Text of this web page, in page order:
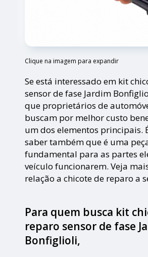
Clique na imagem para expandir
Se está interessado em kit
sensor de fase Jardim
que proprietários de
buscam por melhor custo
um dos elementos principais.
saber também que é uma
fundamental para as partes
veículo funcionarem. Veja
relação a chicote de reparo a
Para quem busca kit
reparo sensor de fase
Bonfiglioli,